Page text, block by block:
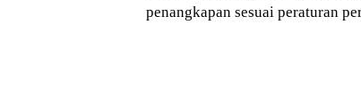
penangkapan sesuai peraturan